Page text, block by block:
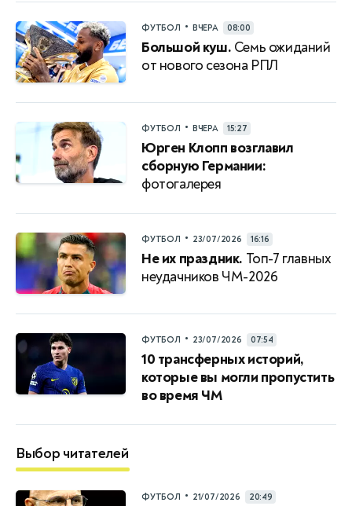
ФУТБОЛ • ВЧЕРА 08:00
Большой куш. Семь ожиданий
от нового сезона РПЛ
ФУТБОЛ • ВЧЕРА 15:27
Юрген Клопп возглавил
сборную Германии:
фотогалерея
ФУТБОЛ • 23/07/2026 16:16
Не их праздник. Топ-7 главных
неудачников ЧМ-2026
ФУТБОЛ • 23/07/2026 07:54
10 трансферных историй,
которые вы могли пропустить
во время ЧМ
Выбор читателей
ФУТБОЛ • 21/07/2026 20:49